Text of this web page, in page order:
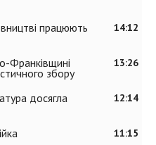
14:12
працюють
13:26
Франківщині
збору
12:14
досягла
11:15